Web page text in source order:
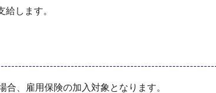
します。
、雇用保険の加入対象となります。